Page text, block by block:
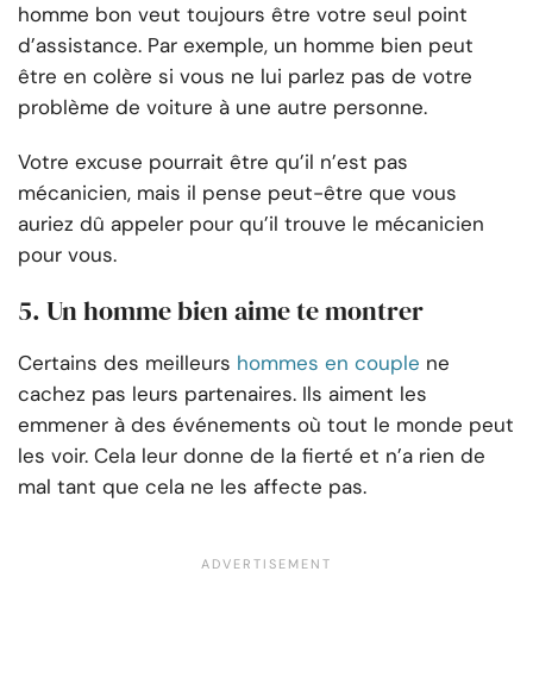
homme bon veut toujours être votre seul point
d’assistance. Par exemple, un homme bien peut
être en colère si vous ne lui parlez pas de votre
problème de voiture à une autre personne.
Votre excuse pourrait être qu’il n’est pas
mécanicien, mais il pense peut-être que vous
auriez dû appeler pour qu’il trouve le mécanicien
pour vous.
5. Un homme bien aime te montrer
Certains des meilleurs hommes en couple ne
cachez pas leurs partenaires. Ils aiment les
emmener à des événements où tout le monde peut
les voir. Cela leur donne de la fierté et n’a rien de
mal tant que cela ne les affecte pas.